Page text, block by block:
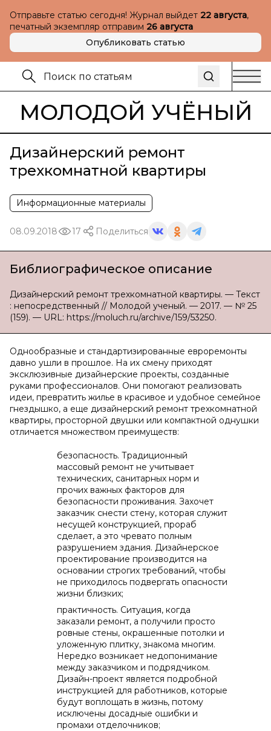
Отправьте статью сегодня! Журнал выйдет 22 августа,
печатный экземпляр отправим 26 августа
Опубликовать статью
МОЛОДОЙ УЧЁНЫЙ
Дизайнерский ремонт
трехкомнатной квартиры
Информационные материалы
08.09.2018 17 Поделиться
Библиографическое описание
Дизайнерский ремонт трехкомнатной квартиры. — Текст
: непосредственный // Молодой ученый. — 2017. — № 25
(159). — URL: https://moluch.ru/archive/159/53250.
Однообразные и стандартизированные евроремонты
давно ушли в прошлое. На их смену приходят
эксклюзивные дизайнерские проекты, созданные
руками профессионалов. Они помогают реализовать
идеи, превратить жилье в красивое и удобное семейное
гнездышко, а еще дизайнерский ремонт трехкомнатной
квартиры, просторной двушки или компактной однушки
отличается множеством преимуществ:
безопасность. Традиционный
массовый ремонт не учитывает
технических, санитарных норм и
прочих важных факторов для
безопасности проживания. Захочет
заказчик снести стену, которая служит
несущей конструкцией, прораб
сделает, а это чревато полным
разрушением здания. Дизайнерское
проектирование производится на
основании строгих требований, чтобы
не приходилось подвергать опасности
жизни близких;
практичность. Ситуация, когда
заказали ремонт, а получили просто
ровные стены, окрашенные потолки и
уложенную плитку, знакома многим.
Нередко возникает недопонимание
между заказчиком и подрядчиком.
Дизайн-проект является подробной
инструкцией для работников, которые
будут воплощать в жизнь, потому
исключены досадные ошибки и
промахи отделочников;